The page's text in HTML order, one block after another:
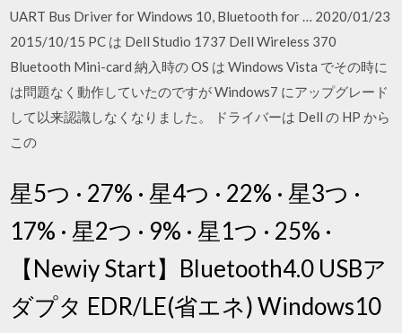
UART Bus Driver for Windows 10, Bluetooth for … 2020/01/23
2015/10/15 PC は Dell Studio 1737 Dell Wireless 370
Bluetooth Mini-card 納入時の OS は Windows Vista でその時に
は問題なく動作していたのですが Windows7 にアップグレード
して以来認識しなくなりました。 ドライバーは Dell の HP から
この
星5つ · 27% · 星4つ · 22% · 星3つ ·
17% · 星2つ · 9% · 星1つ · 25% ·
【Newiy Start】Bluetooth4.0 USBア
ダプタ EDR/LE(省エネ) Windows10